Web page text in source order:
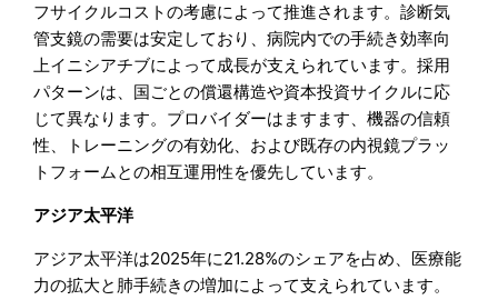
フサイクルコストの考慮によって推進されます。診断気
管支鏡の需要は安定しており、病院内での手続き効率向
上イニシアチブによって成長が支えられています。採用
パターンは、国ごとの償還構造や資本投資サイクルに応
じて異なります。プロバイダーはますます、機器の信頼
性、トレーニングの有効化、および既存の内視鏡プラッ
トフォームとの相互運用性を優先しています。
アジア太平洋
アジア太平洋は2025年に21.28%のシェアを占め、医療能
力の拡大と肺手続きの増加によって支えられています。